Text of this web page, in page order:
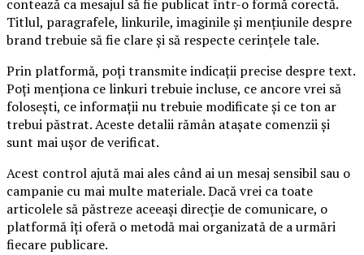
contează ca mesajul să fie publicat într-o formă corectă.
Titlul, paragrafele, linkurile, imaginile și mențiunile despre
brand trebuie să fie clare și să respecte cerințele tale.
Prin platformă, poți transmite indicații precise despre text.
Poți menționa ce linkuri trebuie incluse, ce ancore vrei să
folosești, ce informații nu trebuie modificate și ce ton ar
trebui păstrat. Aceste detalii rămân atașate comenzii și
sunt mai ușor de verificat.
Acest control ajută mai ales când ai un mesaj sensibil sau o
campanie cu mai multe materiale. Dacă vrei ca toate
articolele să păstreze aceeași direcție de comunicare, o
platformă îți oferă o metodă mai organizată de a urmări
fiecare publicare.